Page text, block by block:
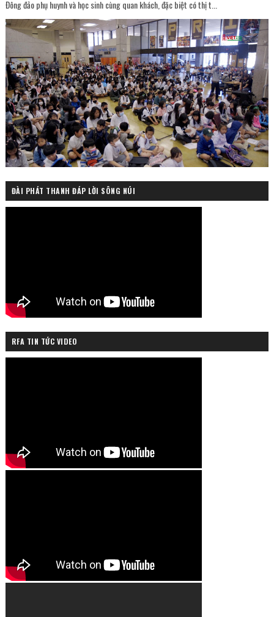
Đông đảo phụ huynh và học sinh cùng quan khách, đặc biệt có thị t...
ĐÀI PHÁT THANH ĐÁP LỜI SÔNG NÚI
RFA TIN TỨC VIDEO